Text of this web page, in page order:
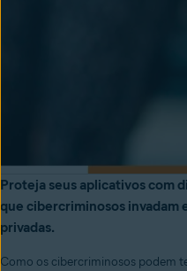
Proteja seus aplicativos com
que cibercriminosos invadam
privadas.
Como os cibercriminosos podem